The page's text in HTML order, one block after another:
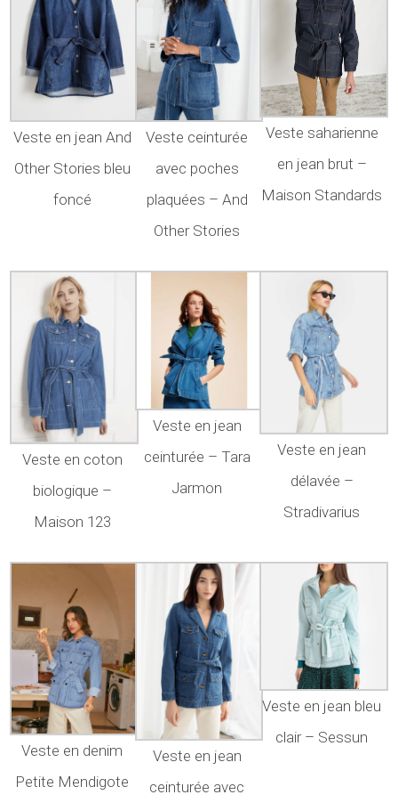
Veste en jean And
Other Stories bleu
foncé
Veste ceinturée
avec poches
plaquées – And
Other Stories
Veste saharienne
en jean brut –
Maison Standards
Veste en coton
biologique –
Maison 123
Veste en jean
ceinturée – Tara
Jarmon
Veste en jean
délavée –
Stradivarius
Veste en denim
Petite Mendigote
Veste en jean
ceinturée avec
Veste en jean bleu
clair – Sessun